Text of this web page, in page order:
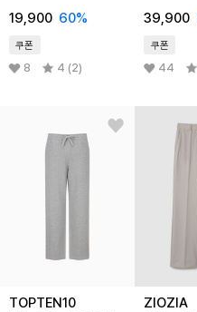
19,900 60%
쿠폰
8 4 (2)
39,900
쿠폰
44
TOPTEN10 ZIOZIA